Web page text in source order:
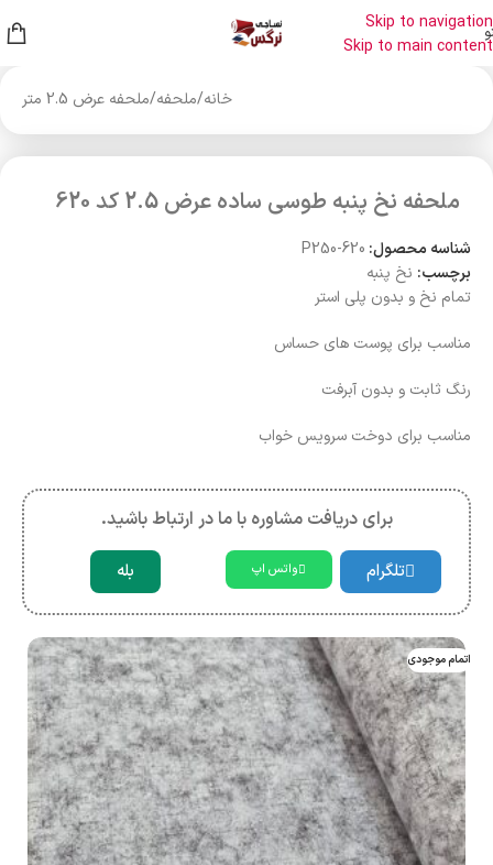
Skip to navigation
Skip to main content
خانه/ملحفه/ملحفه عرض 2.5 متر
ملحفه نخ پنبه طوسی ساده عرض 2.5 کد 620
شناسه محصول: P250-620
برچسب: نخ پنبه
تمام نخ و بدون پلی استر
مناسب برای پوست های حساس
رنگ ثابت و بدون آبرفت
مناسب برای دوخت سرویس خواب
برای دریافت مشاوره با ما در ارتباط باشید.
تلگرام واتس اپ بله
اتمام موجودی